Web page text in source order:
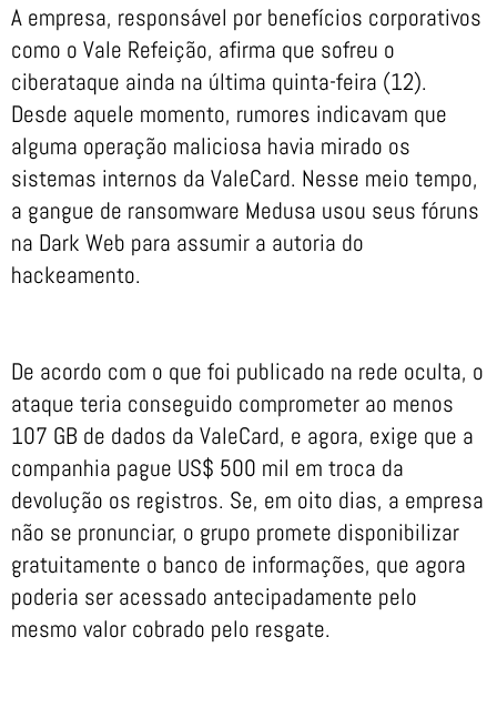
A empresa, responsável por benefícios corporativos
como o Vale Refeição, afirma que sofreu o
ciberataque ainda na última quinta-feira (12).
Desde aquele momento, rumores indicavam que
alguma operação maliciosa havia mirado os
sistemas internos da ValeCard. Nesse meio tempo,
a gangue de ransomware Medusa usou seus fóruns
na Dark Web para assumir a autoria do
hackeamento.
De acordo com o que foi publicado na rede oculta, o
ataque teria conseguido comprometer ao menos
107 GB de dados da ValeCard, e agora, exige que a
companhia pague US$ 500 mil em troca da
devolução os registros. Se, em oito dias, a empresa
não se pronunciar, o grupo promete disponibilizar
gratuitamente o banco de informações, que agora
poderia ser acessado antecipadamente pelo
mesmo valor cobrado pelo resgate.